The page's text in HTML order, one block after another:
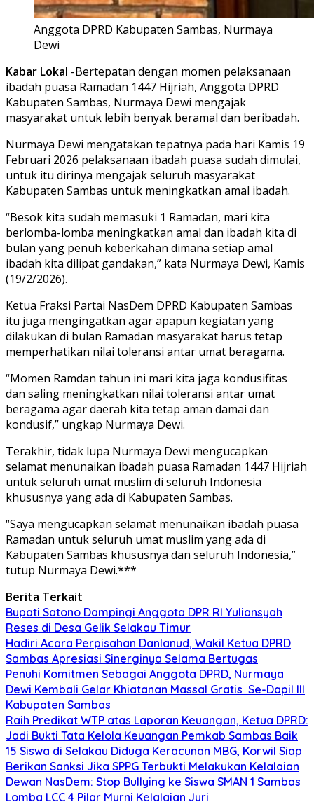
Anggota DPRD Kabupaten Sambas, Nurmaya
Dewi
Kabar Lokal -Bertepatan dengan momen pelaksanaan
ibadah puasa Ramadan 1447 Hijriah, Anggota DPRD
Kabupaten Sambas, Nurmaya Dewi mengajak
masyarakat untuk lebih benyak beramal dan beribadah.
Nurmaya Dewi mengatakan tepatnya pada hari Kamis 19
Februari 2026 pelaksanaan ibadah puasa sudah dimulai,
untuk itu dirinya mengajak seluruh masyarakat
Kabupaten Sambas untuk meningkatkan amal ibadah.
“Besok kita sudah memasuki 1 Ramadan, mari kita
berlomba-lomba meningkatkan amal dan ibadah kita di
bulan yang penuh keberkahan dimana setiap amal
ibadah kita dilipat gandakan,” kata Nurmaya Dewi, Kamis
(19/2/2026).
Ketua Fraksi Partai NasDem DPRD Kabupaten Sambas
itu juga mengingatkan agar apapun kegiatan yang
dilakukan di bulan Ramadan masyarakat harus tetap
memperhatikan nilai toleransi antar umat beragama.
“Momen Ramdan tahun ini mari kita jaga kondusifitas
dan saling meningkatkan nilai toleransi antar umat
beragama agar daerah kita tetap aman damai dan
kondusif,” ungkap Nurmaya Dewi.
Terakhir, tidak lupa Nurmaya Dewi mengucapkan
selamat menunaikan ibadah puasa Ramadan 1447 Hijriah
untuk seluruh umat muslim di seluruh Indonesia
khususnya yang ada di Kabupaten Sambas.
“Saya mengucapkan selamat menunaikan ibadah puasa
Ramadan untuk seluruh umat muslim yang ada di
Kabupaten Sambas khususnya dan seluruh Indonesia,”
tutup Nurmaya Dewi.***
Berita Terkait
Bupati Satono Dampingi Anggota DPR RI Yuliansyah
Reses di Desa Gelik Selakau Timur
Hadiri Acara Perpisahan Danlanud, Wakil Ketua DPRD
Sambas Apresiasi Sinerginya Selama Bertugas
Penuhi Komitmen Sebagai Anggota DPRD, Nurmaya
Dewi Kembali Gelar Khiatanan Massal Gratis Se-Dapil III
Kabupaten Sambas
Raih Predikat WTP atas Laporan Keuangan, Ketua DPRD:
Jadi Bukti Tata Kelola Keuangan Pemkab Sambas Baik
15 Siswa di Selakau Diduga Keracunan MBG, Korwil Siap
Berikan Sanksi Jika SPPG Terbukti Melakukan Kelalaian
Dewan NasDem: Stop Bullying ke Siswa SMAN 1 Sambas
Lomba LCC 4 Pilar Murni Kelalaian Juri